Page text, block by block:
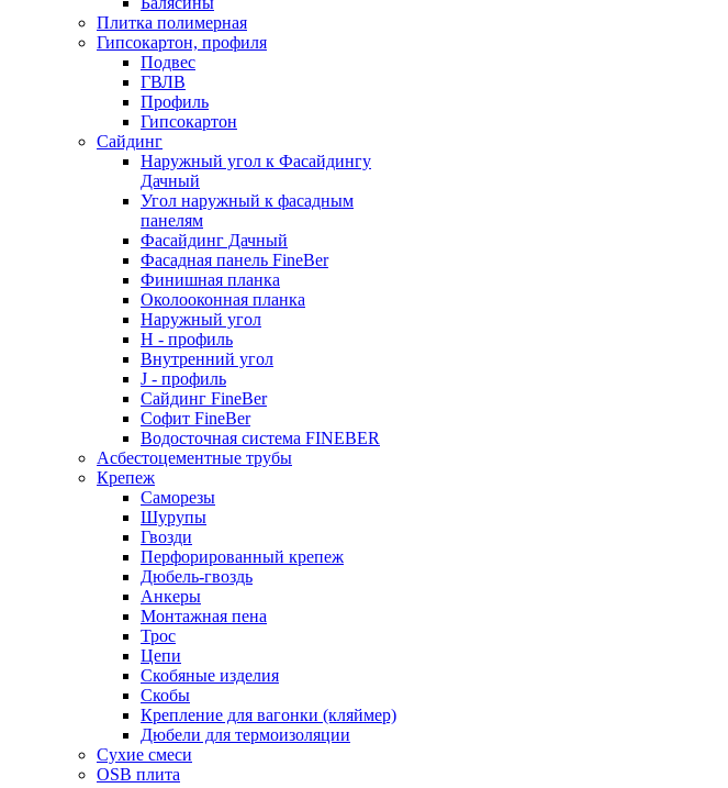
Плитка полимерная
Гипсокартон, профиля
Подвес
ГВЛВ
Профиль
Гипсокартон
Сайдинг
Наружный угол к Фасайдингу
Дачный
Угол наружный к фасадным
панелям
Фасайдинг Дачный
Фасадная панель FineBer
Финишная планка
Околооконная планка
Наружный угол
H - профиль
Внутренний угол
J - профиль
Сайдинг FineBer
Софит FineBer
Водосточная система FINEBER
Асбестоцементные трубы
Крепеж
Саморезы
Шурупы
Гвозди
Перфорированный крепеж
Дюбель-гвоздь
Анкеры
Монтажная пена
Трос
Цепи
Скобяные изделия
Скобы
Крепление для вагонки (кляймер)
Дюбели для термоизоляции
Сухие смеси
OSB плита